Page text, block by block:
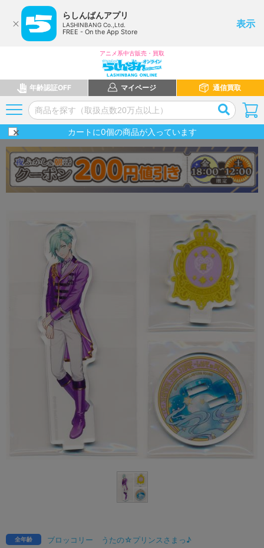
らしんばんアプリ
LASHINBANG Co.,Ltd.
FREE - On the App Store
表示
アニメ系中古販売・買取
年齢認証OFF マイページ 通信買取
カートに0個の商品が入っています
ブロッコリー うたの☆プリンスさまっ♪
全年齢